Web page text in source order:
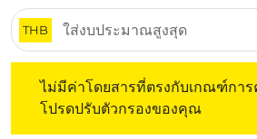
THB
ไม่มีค่าโดยสารที่ตรงกับเกณฑ์กา
โปรดปรับตัวกรองของคุณ